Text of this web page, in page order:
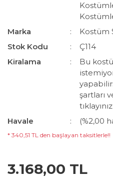
Marka
Kostüm
Stok Kodu
Ç114
Kiralama
Bu
şartları
Havale
(%2,00
* 340,51 TL den başlayan taksitlerle!!
3.168,00 TL